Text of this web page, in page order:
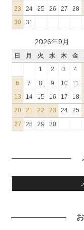
23
24 25 26 27 28
30
31
2026年9月
日 月 火 水 木 金
1
2 3 4
6
7 8 9 10 11
13
14 15 16 17 18
20
21 22 23 24 25
27
28 29 30